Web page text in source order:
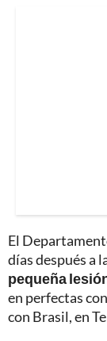
El
días después a
pequeña
en perfectas
con Brasil, en